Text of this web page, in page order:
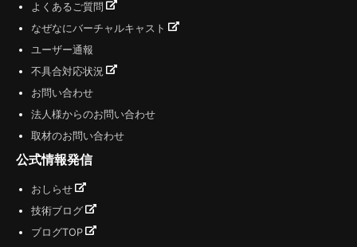
よくあるご質問
なぜなにバーチャルキャスト
ユーザー通報
不具合対応状況
お問い合わせ
法人様からのお問い合わせ
取材のお問い合わせ
公式情報発信
おしらせ
技術ブログ
ブログTOP